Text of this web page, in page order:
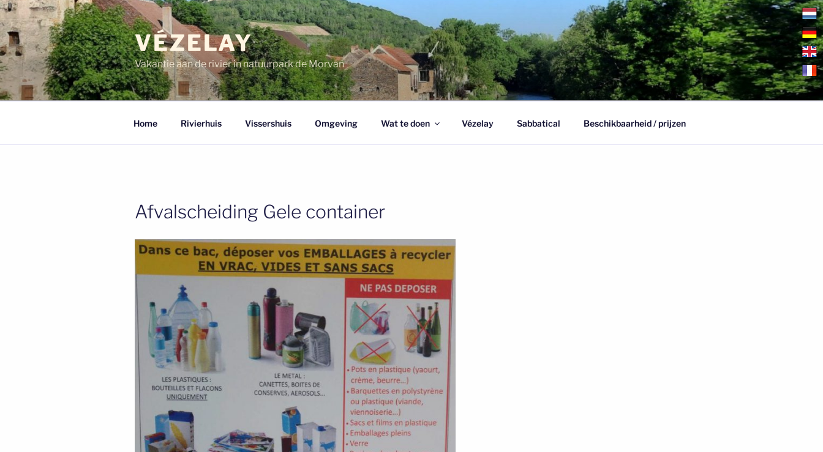
Ga
naar
de
inhoud
VÉZELAY
Vakantie aan de rivier in natuurpark de Morvan
Home Rivierhuis Vissershuis Omgeving Wat te doen Vézelay Sabbatical Beschikbaarheid / prijzen
Afvalscheiding Gele container